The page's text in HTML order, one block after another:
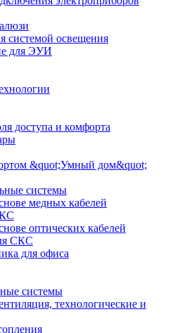
системой освещения
для ЭУИ
доступа и комфорта
&quot;Умный дом&quot;
системы
медных кабелей
оптических кабелей
СКС
для офиса
системы
технологические и